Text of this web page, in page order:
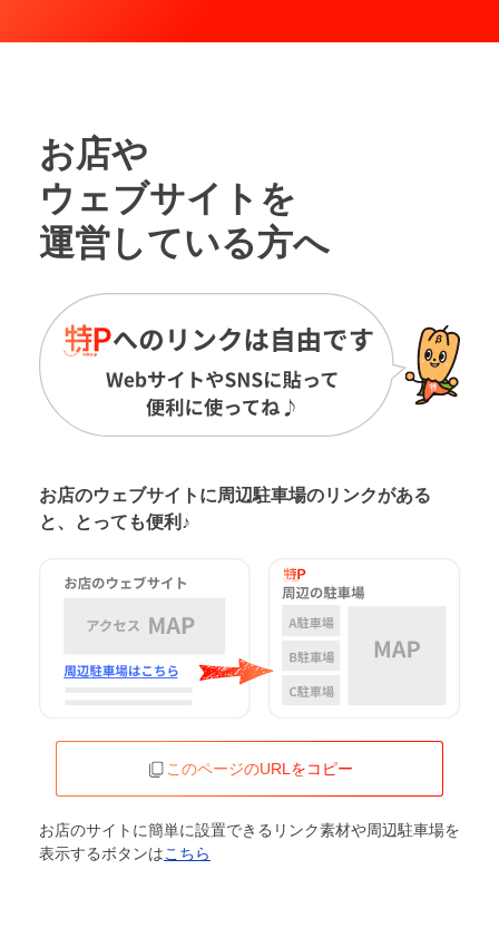
お店や
ウェブサイトを
運営している方へ
お店のウェブサイトに周辺駐車場のリンクがある
と、とっても便利♪
このページのURLをコピー
お店のサイトに簡単に設置できるリンク素材や周辺駐車場を
表示するボタンはこちら